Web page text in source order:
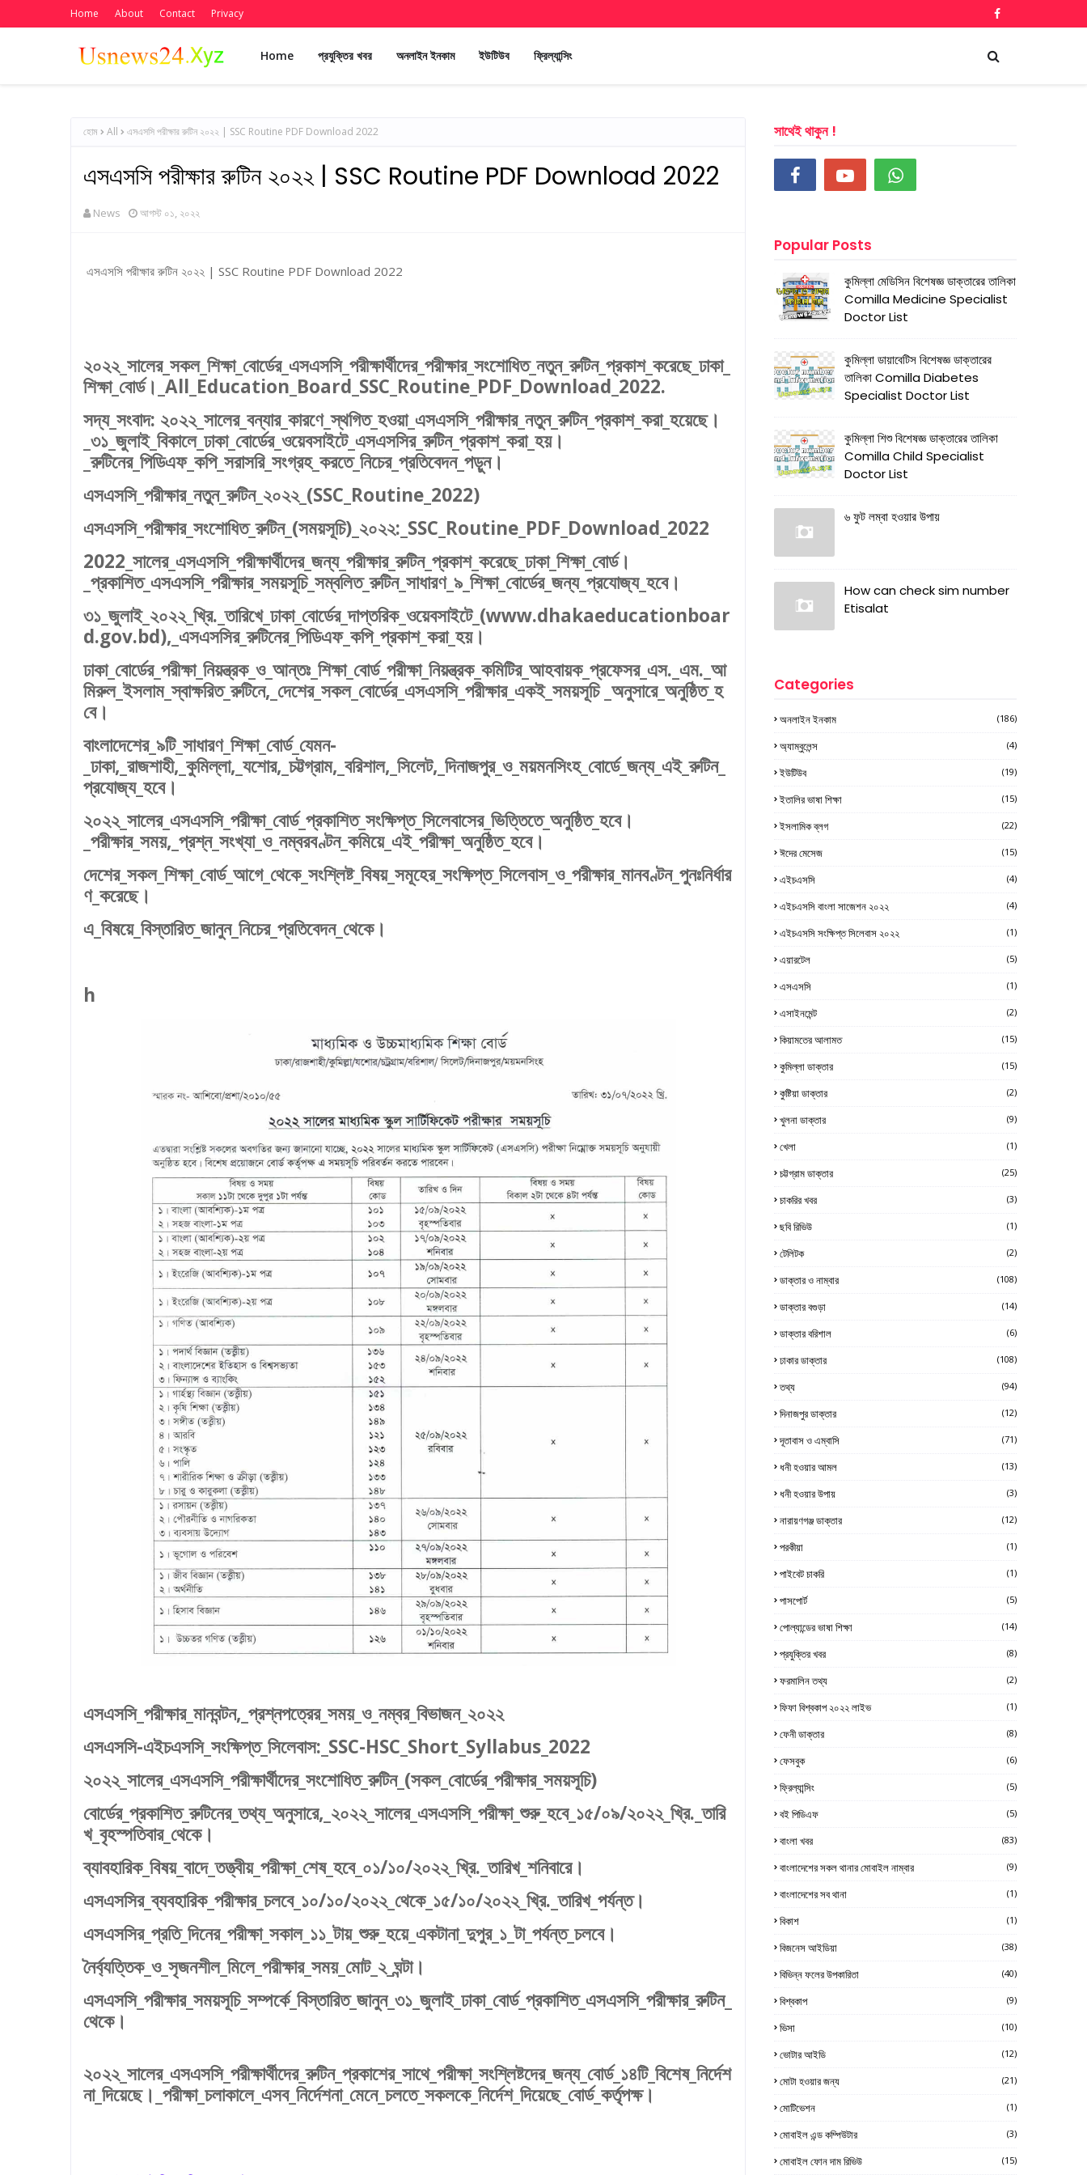
Home About Contact Privacy
Home প্রযুক্তির খবর অনলাইন ইনকাম ইউটিউব ফ্রিল্যান্সিং
হোম All এসএসসি পরীক্ষার রুটিন ২০২২ | SSC Routine PDF Download 2022
এসএসসি পরীক্ষার রুটিন ২০২২ | SSC Routine PDF Download 2022
News আগস্ট ০১, ২০২২
এসএসসি পরীক্ষার রুটিন ২০২২ | SSC Routine PDF Download 2022
২০২২_সালের_সকল_শিক্ষা_বোর্ডের_এসএসসি_পরীক্ষার্থীদের_পরীক্ষার_সংশোধিত_নতুন_রুটিন_প্রকাশ_করেছে_ঢাকা_
শিক্ষা_বোর্ড।_All_Education_Board_SSC_Routine_PDF_Download_2022.
সদ্য_সংবাদ: ২০২২_সালের_বন্যার_কারণে_স্থগিত_হওয়া_এসএসসি_পরীক্ষার_নতুন_রুটিন_প্রকাশ_করা_হয়েছে।
_৩১_জুলাই_বিকালে_ঢাকা_বোর্ডের_ওয়েবসাইটে_এসএসসির_রুটিন_প্রকাশ_করা_হয়।
_রুটিনের_পিডিএফ_কপি_সরাসরি_সংগ্রহ_করতে_নিচের_প্রতিবেদন_পড়ুন।
এসএসসি_পরীক্ষার_নতুন_রুটিন_২০২২_(SSC_Routine_2022)
এসএসসি_পরীক্ষার_সংশোধিত_রুটিন_(সময়সূচি)_২০২২:_SSC_Routine_PDF_Download_2022
2022_সালের_এসএসসি_পরীক্ষার্থীদের_জন্য_পরীক্ষার_রুটিন_প্রকাশ_করেছে_ঢাকা_শিক্ষা_বোর্ড।
_প্রকাশিত_এসএসসি_পরীক্ষার_সময়সূচি_সম্বলিত_রুটিন_সাধারণ_৯_শিক্ষা_বোর্ডের_জন্য_প্রযোজ্য_হবে।
৩১_জুলাই_২০২২_খ্রি._তারিখে_ঢাকা_বোর্ডের_দাপ্তরিক_ওয়েবসাইটে_(www.dhakaeducationboar
d.gov.bd),_এসএসসির_রুটিনের_পিডিএফ_কপি_প্রকাশ_করা_হয়।
ঢাকা_বোর্ডের_পরীক্ষা_নিয়ন্ত্রক_ও_আন্তঃ_শিক্ষা_বোর্ড_পরীক্ষা_নিয়ন্ত্রক_কমিটির_আহবায়ক_প্রফেসর_এস._এম._আ
মিরুল_ইসলাম_স্বাক্ষরিত_রুটিনে,_দেশের_সকল_বোর্ডের_এসএসসি_পরীক্ষার_একই_সময়সূচি _অনুসারে_অনুষ্ঠিত_হ
বে।
বাংলাদেশের_৯টি_সাধারণ_শিক্ষা_বোর্ড_যেমন-
_ঢাকা,_রাজশাহী,_কুমিল্লা,_যশোর,_চট্টগ্রাম,_বরিশাল,_সিলেট,_দিনাজপুর_ও_ময়মনসিংহ_বোর্ডে_জন্য_এই_রুটিন_
প্রযোজ্য_হবে।
২০২২_সালের_এসএসসি_পরীক্ষা_বোর্ড_প্রকাশিত_সংক্ষিপ্ত_সিলেবাসের_ভিত্তিতে_অনুষ্ঠিত_হবে।
_পরীক্ষার_সময়,_প্রশ্ন_সংখ্যা_ও_নম্বরবণ্টন_কমিয়ে_এই_পরীক্ষা_অনুষ্ঠিত_হবে।
দেশের_সকল_শিক্ষা_বোর্ড_আগে_থেকে_সংশ্লিষ্ট_বিষয়_সমূহের_সংক্ষিপ্ত_সিলেবাস_ও_পরীক্ষার_মানবণ্টন_পুনঃনির্ধার
ণ_করেছে।
এ_বিষয়ে_বিস্তারিত_জানুন_নিচের_প্রতিবেদন_থেকে।
h
এসএসসি_পরীক্ষার_মানবন্টন,_প্রশ্নপত্রের_সময়_ও_নম্বর_বিভাজন_২০২২
এসএসসি-এইচএসসি_সংক্ষিপ্ত_সিলেবাস:_SSC-HSC_Short_Syllabus_2022
২০২২_সালের_এসএসসি_পরীক্ষার্থীদের_সংশোধিত_রুটিন_(সকল_বোর্ডের_পরীক্ষার_সময়সূচি)
বোর্ডের_প্রকাশিত_রুটিনের_তথ্য_অনুসারে,_২০২২_সালের_এসএসসি_পরীক্ষা_শুরু_হবে_১৫/০৯/২০২২_খ্রি._তারি
খ_বৃহস্পতিবার_থেকে।
ব্যাবহারিক_বিষয়_বাদে_তত্ত্বীয়_পরীক্ষা_শেষ_হবে_০১/১০/২০২২_খ্রি._তারিখ_শনিবারে।
এসএসসির_ব্যবহারিক_পরীক্ষার_চলবে_১০/১০/২০২২_থেকে_১৫/১০/২০২২_খ্রি._তারিখ_পর্যন্ত।
এসএসসির_প্রতি_দিনের_পরীক্ষা_সকাল_১১_টায়_শুরু_হয়ে_একটানা_দুপুর_১_টা_পর্যন্ত_চলবে।
নৈর্ব্যত্তিক_ও_সৃজনশীল_মিলে_পরীক্ষার_সময়_মোট_২_ঘন্টা।
এসএসসি_পরীক্ষার_সময়সূচি_সম্পর্কে_বিস্তারিত_জানুন_৩১_জুলাই_ঢাকা_বোর্ড_প্রকাশিত_এসএসসি_পরীক্ষার_রুটিন_
থেকে।
২০২২_সালের_এসএসসি_পরীক্ষার্থীদের_রুটিন_প্রকাশের_সাথে_পরীক্ষা_সংশ্লিষ্টদের_জন্য_বোর্ড_১৪টি_বিশেষ_নির্দেশ
না_দিয়েছে।_পরীক্ষা_চলাকালে_এসব_নির্দেশনা_মেনে_চলতে_সকলকে_নির্দেশ_দিয়েছে_বোর্ড_কর্তৃপক্ষ।
সাথেই থাকুন !
Popular Posts
কুমিল্লা মেডিসিন বিশেষজ্ঞ ডাক্তারের তালিকা
Comilla Medicine Specialist
Doctor List
কুমিল্লা ডায়াবেটিস বিশেষজ্ঞ ডাক্তারের
তালিকা Comilla Diabetes
Specialist Doctor List
কুমিল্লা শিশু বিশেষজ্ঞ ডাক্তারের তালিকা
Comilla Child Specialist
Doctor List
৬ ফুট লম্বা হওয়ার উপায়
How can check sim number
Etisalat
Categories
অনলাইন ইনকাম (186)
অ্যাম্বুলেন্স (4)
ইউটিউব (19)
ইতালির ভাষা শিক্ষা (15)
ইসলামিক ব্লগ (22)
ঈদের মেসেজ (15)
এইচএসসি (4)
এইচএসসি বাংলা সাজেশন ২০২২ (4)
এইচএসসি সংক্ষিপ্ত সিলেবাস ২০২২ (1)
এয়ারটেল (5)
এসএসসি (1)
এসাইনমেন্ট (2)
কিয়ামতের আলামত (15)
কুমিল্লা ডাক্তার (15)
কুষ্টিয়া ডাক্তার (2)
খুলনা ডাক্তার (9)
খেলা (1)
চট্টগ্রাম ডাক্তার (25)
চাকরির খবর (3)
ছবি রিভিউ (1)
টেলিটক (2)
ডাক্তার ও নাম্বার (108)
ডাক্তার বগুড়া (14)
ডাক্তার বরিশাল (6)
ঢাকার ডাক্তার (108)
তথ্য (94)
দিনাজপুর ডাক্তার (12)
দূতাবাস ও এম্বাসি (71)
ধনী হওয়ার আমল (13)
ধনী হওয়ার উপায় (3)
নারায়ণগঞ্জ ডাক্তার (12)
পরকীয়া (1)
পাইবেট চাকরি (1)
পাসপোর্ট (5)
পোল্যান্ডের ভাষা শিক্ষা (14)
প্রযুক্তির খবর (8)
ফরমালিন তথ্য (2)
ফিফা বিশ্বকাপ ২০২২ লাইভ (1)
ফেনী ডাক্তার (8)
ফেসবুক (6)
ফ্রিল্যান্সিং (5)
বই পিডিএফ (5)
বাংলা খবর (83)
বাংলাদেশের সকল থানার মোবাইল নাম্বার (9)
বাংলাদেশের সব থানা (1)
বিকাশ (1)
বিজনেস আইডিয়া (38)
বিভিন্ন ফলের উপকারিতা (40)
বিশ্বকাপ (9)
ভিসা (10)
ভোটার আইডি (12)
মোটা হওয়ার জন্য (21)
মোটিভেশন (1)
মোবাইল এন্ড কম্পিউটার (3)
মোবাইল ফোন দাম রিভিউ (15)